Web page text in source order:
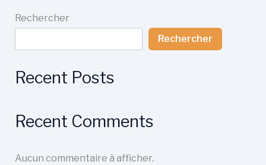
Rechercher
Rechercher
Recent Posts
Recent Comments
Aucun commentaire à afficher.